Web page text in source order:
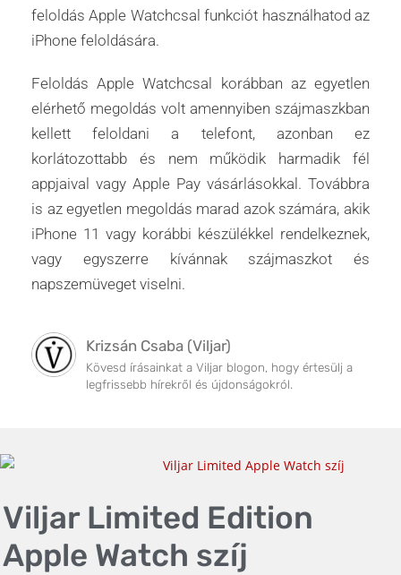
feloldás Apple Watchcsal funkciót használhatod az
iPhone feloldására.
Feloldás Apple Watchcsal korábban az egyetlen
elérhető megoldás volt amennyiben szájmaszkban
kellett feloldani a telefont, azonban ez
korlátozottabb és nem működik harmadik fél
appjaival vagy Apple Pay vásárlásokkal. Továbbra
is az egyetlen megoldás marad azok számára, akik
iPhone 11 vagy korábbi készülékkel rendelkeznek,
vagy egyszerre kívánnak szájmaszkot és
napszemüveget viselni.
Krizsán Csaba (Viljar)
Kövesd írásainkat a Viljar blogon, hogy értesülj a
legfrissebb hírekről és újdonságokról.
Viljar Limited Edition
Apple Watch szíj